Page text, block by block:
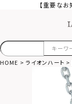
【重要な
HOME ライオンハート